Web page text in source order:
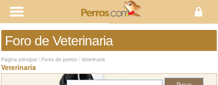
Foro de Veterinaria
Página principal / Foros de perros / Veterinaria
Veterinaria